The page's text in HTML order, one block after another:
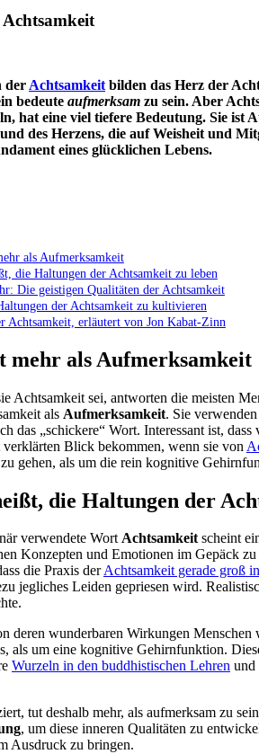
derAchtsamkeitbilden das Herz der
bedeute aufmerksam zu sein. Aber
hat eine viel tiefere Bedeutung. Sie ist
des Herzens, die auf Weisheit und
eines glücklichen Lebens.
als Aufmerksamkeit
die Haltungen der Achtsamkeit zu leben
Die geistigen Qualitäten der Achtsamkeit
der Achtsamkeit zu kultivieren
Achtsamkeit, erläutert von Jon Kabat-Zinn
mehr als Aufmerksamkeit
Achtsamkeit sei, antworten die meisten
als Aufmerksamkeit. Sie
das „schickere“ Wort. Interessant ist,
Blick bekommen, wenn sie von
gehen, als um die rein kognitive
die Haltungen der
verwendete WortAchtsamkeitscheint
Konzepten und Emotionen im Gepäck zu
die Praxis derAchtsamkeit gerade groß
jegliches Leiden gepriesen wird.
deren wunderbaren Wirkungen Menschen
als um eine kognitive Gehirnfunktion.
Wurzeln in den buddhistischen Lehren und
tut deshalb mehr, als aufmerksam zu
, um diese inneren Qualitäten zu
Ausdruck zu bringen.